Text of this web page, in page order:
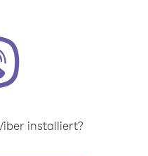
installiert?